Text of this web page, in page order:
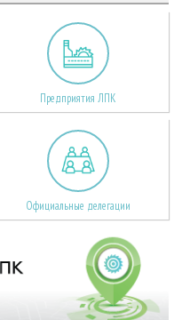
Предприятия ЛПК
Официальные делегации